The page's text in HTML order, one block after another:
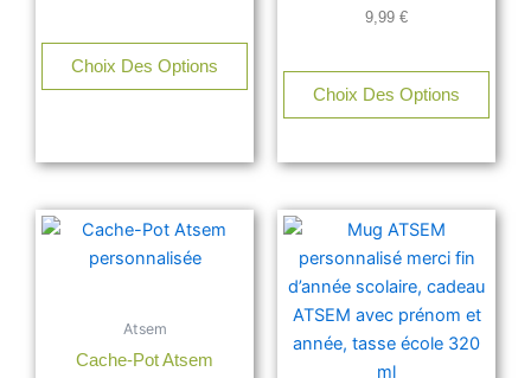
Choix Des Options
9,99 €
Choix Des Options
Atsem
Cache-Pot Atsem